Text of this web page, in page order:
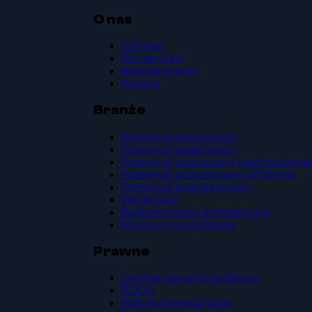
O nas
O firmie
Aktualności
Nasi partnerzy
Kariera
Branże
Przemysł spożywczy
Przemysł papierniczy
Przemysł chemiczny i
Przemysł stoczniowy i off shore
Przemysł energetyczny
Wodociągi
Budownictwo i architektura
Maszyny i urządzenia
Prawne
Ogólne warunki handlowe
RODO
Polityka prywatności